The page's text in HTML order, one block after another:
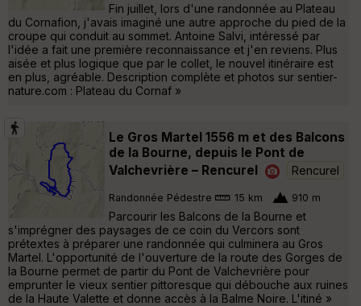
Fin juillet, lors d'une randonnée au Plateau
du Cornafion, j'avais imaginé une autre approche du pied de la
croupe qui conduit au sommet. Antoine Salvi, intéressé par
l'idée a fait une première reconnaissance et j'en reviens. Plus
aisée et plus logique que par le collet, le nouvel itinéraire est
en plus, agréable. Description complète et photos sur sentier-
nature.com : Plateau du Cornaf »
Le Gros Martel 1556 m et des Balcons
de la Bourne, depuis le Pont de
Valchevrière – Rencurel
Rencurel
Randonnée Pédestre 15 km 910 m
Parcourir les Balcons de la Bourne et
s'imprégner des paysages de ce coin du Vercors sont
prétextes à préparer une randonnée qui culminera au Gros
Martel. L'opportunité de l'ouverture de la route des Gorges de
la Bourne permet de partir du Pont de Valchevrière pour
emprunter le vieux sentier pittoresque qui débouche aux ruines
de la Haute Valette et donne accès à la Balme Noire. L'itiné »